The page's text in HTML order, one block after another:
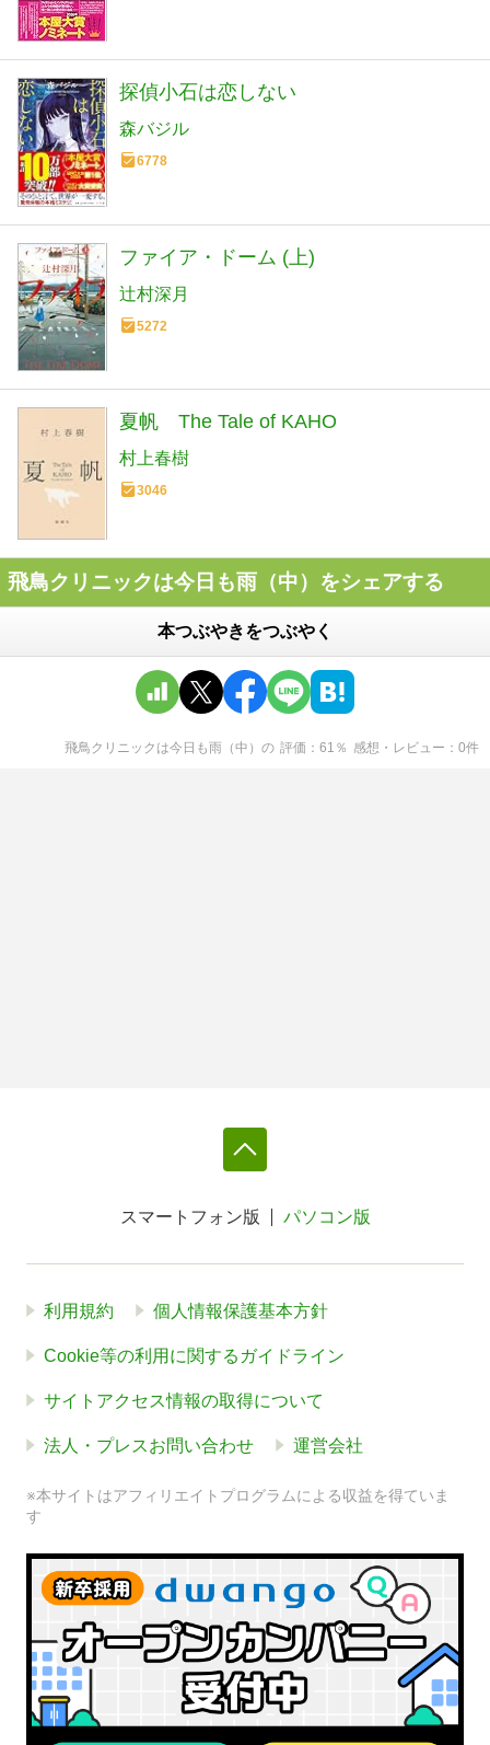
探偵小石は恋しない
森バジル
6778
ファイア・ドーム (上)
辻村深月
5272
夏帆 The Tale of KAHO
村上春樹
3046
飛鳥クリニックは今日も雨（中）をシェアする
本つぶやきをつぶやく
飛鳥クリニックは今日も雨（中） の 評価 61 ％ 感想・レビュー 0件
スマートフォン版 パソコン版
利用規約 個人情報保護基本方針
Cookie等の利用に関するガイドライン
サイトアクセス情報の取得について
法人・プレスお問い合わせ 運営会社
※本サイトはアフィリエイトプログラムによる収益を得ていま
す